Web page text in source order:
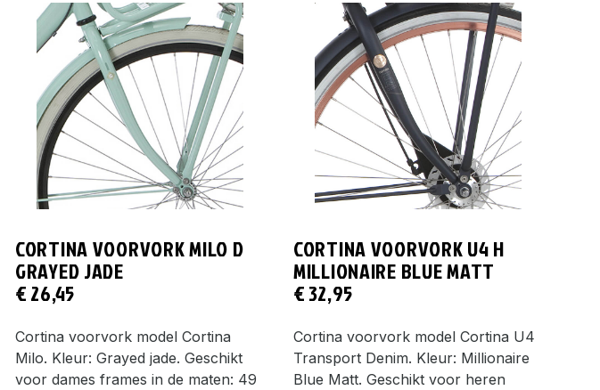
CORTINA VOORVORK MILO D
GRAYED JADE
€26,45
Cortina voorvork model Cortina
Milo. Kleur: Grayed jade. Geschikt
voor dames frames in de maten: 49
CORTINA VOORVORK U4 H
MILLIONAIRE BLUE MATT
€32,95
Cortina voorvork model Cortina U4
Transport Denim. Kleur: Millionaire
Blue Matt. Geschikt voor heren